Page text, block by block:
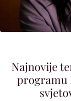
Najnovije
programu